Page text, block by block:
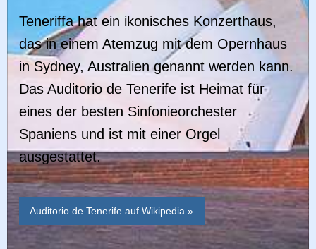
Teneriffa hat ein ikonisches Konzerthaus,
das in einem Atemzug mit dem Opernhaus
in Sydney, Australien genannt werden kann.
Das Auditorio de Tenerife ist Heimat für
eines der besten Sinfonieorchester
Spaniens und ist mit einer Orgel
ausgestattet.
Auditorio de Tenerife auf Wikipedia »